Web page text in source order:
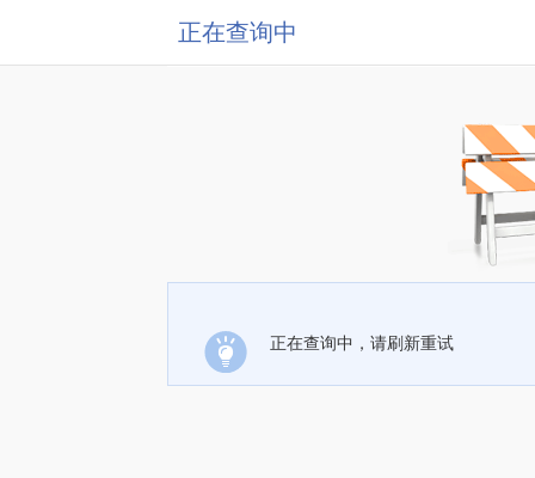
正在查询中
正在查询中，请刷新重试